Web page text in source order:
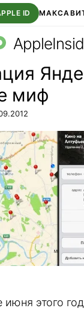
ID МАКС
ВТБ ОНЛАЙН
миф
июня этого